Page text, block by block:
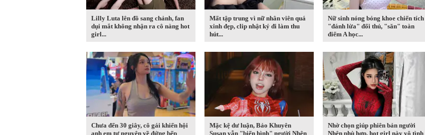
Lilly Luta lên đồ sang chảnh, fan
dụi mắt không nhận ra cô nàng hot
girl...
Mất tập trung vì nữ nhân viên quá
xinh đẹp, clip nhật ký đi làm thu
hút...
Nữ sinh nóng bỏng khoe chiến tích
"đánh lừa" đối thủ, "săn" toàn
điểm A học...
Chưa đến 30 giây, cô gái khiến hội
anh em tự nguyện về đứng bếp
Mặc kệ dư luận, Bảo Khuyên
Susan vẫn "biến hình" người Nhện
Nhờ chọn giúp phiên bản người
Nhện phù hợp, hot girl này vô tình